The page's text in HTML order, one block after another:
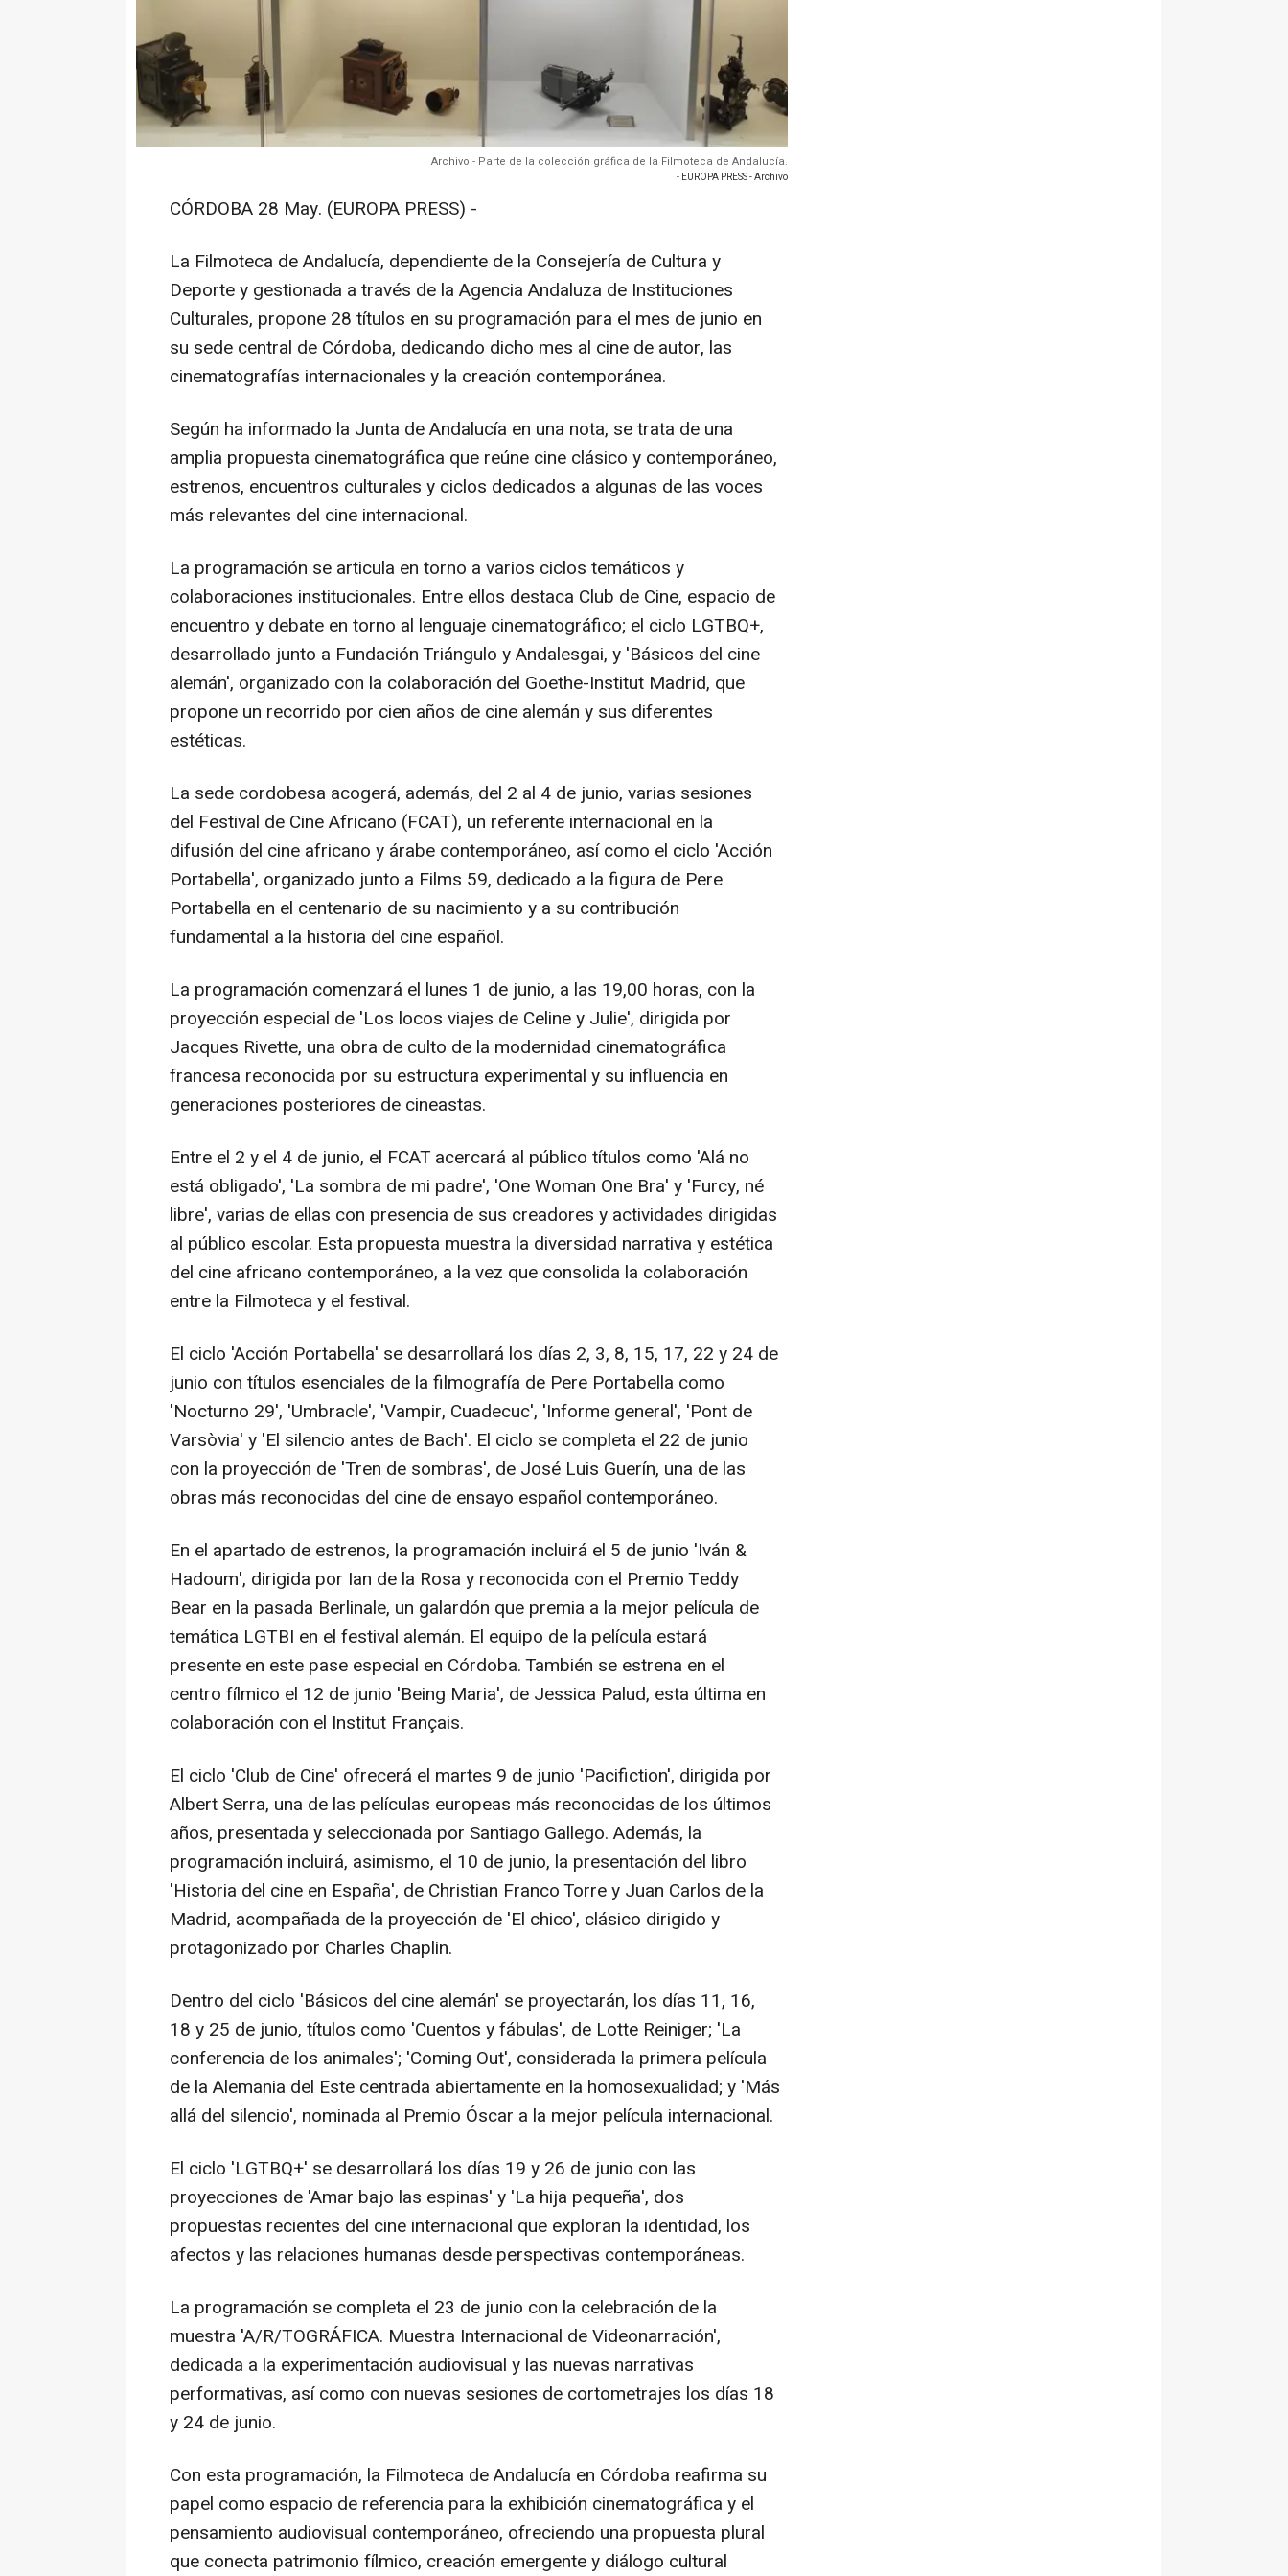
Archivo - Parte de la colección gráfica de la Filmoteca de Andalucía.
- EUROPA PRESS - Archivo
CÓRDOBA 28 May. (EUROPA PRESS) -
La Filmoteca de Andalucía, dependiente de la Consejería de Cultura y
Deporte y gestionada a través de la Agencia Andaluza de Instituciones
Culturales, propone 28 títulos en su programación para el mes de junio en
su sede central de Córdoba, dedicando dicho mes al cine de autor, las
cinematografías internacionales y la creación contemporánea.
Según ha informado la Junta de Andalucía en una nota, se trata de una
amplia propuesta cinematográfica que reúne cine clásico y contemporáneo,
estrenos, encuentros culturales y ciclos dedicados a algunas de las voces
más relevantes del cine internacional.
La programación se articula en torno a varios ciclos temáticos y
colaboraciones institucionales. Entre ellos destaca Club de Cine, espacio de
encuentro y debate en torno al lenguaje cinematográfico; el ciclo LGTBQ+,
desarrollado junto a Fundación Triángulo y Andalesgai, y 'Básicos del cine
alemán', organizado con la colaboración del Goethe-Institut Madrid, que
propone un recorrido por cien años de cine alemán y sus diferentes
estéticas.
La sede cordobesa acogerá, además, del 2 al 4 de junio, varias sesiones
del Festival de Cine Africano (FCAT), un referente internacional en la
difusión del cine africano y árabe contemporáneo, así como el ciclo 'Acción
Portabella', organizado junto a Films 59, dedicado a la figura de Pere
Portabella en el centenario de su nacimiento y a su contribución
fundamental a la historia del cine español.
La programación comenzará el lunes 1 de junio, a las 19,00 horas, con la
proyección especial de 'Los locos viajes de Celine y Julie', dirigida por
Jacques Rivette, una obra de culto de la modernidad cinematográfica
francesa reconocida por su estructura experimental y su influencia en
generaciones posteriores de cineastas.
Entre el 2 y el 4 de junio, el FCAT acercará al público títulos como 'Alá no
está obligado', 'La sombra de mi padre', 'One Woman One Bra' y 'Furcy, né
libre', varias de ellas con presencia de sus creadores y actividades dirigidas
al público escolar. Esta propuesta muestra la diversidad narrativa y estética
del cine africano contemporáneo, a la vez que consolida la colaboración
entre la Filmoteca y el festival.
El ciclo 'Acción Portabella' se desarrollará los días 2, 3, 8, 15, 17, 22 y 24 de
junio con títulos esenciales de la filmografía de Pere Portabella como
'Nocturno 29', 'Umbracle', 'Vampir, Cuadecuc', 'Informe general', 'Pont de
Varsòvia' y 'El silencio antes de Bach'. El ciclo se completa el 22 de junio
con la proyección de 'Tren de sombras', de José Luis Guerín, una de las
obras más reconocidas del cine de ensayo español contemporáneo.
En el apartado de estrenos, la programación incluirá el 5 de junio 'Iván &
Hadoum', dirigida por Ian de la Rosa y reconocida con el Premio Teddy
Bear en la pasada Berlinale, un galardón que premia a la mejor película de
temática LGTBI en el festival alemán. El equipo de la película estará
presente en este pase especial en Córdoba. También se estrena en el
centro fílmico el 12 de junio 'Being Maria', de Jessica Palud, esta última en
colaboración con el Institut Français.
El ciclo 'Club de Cine' ofrecerá el martes 9 de junio 'Pacifiction', dirigida por
Albert Serra, una de las películas europeas más reconocidas de los últimos
años, presentada y seleccionada por Santiago Gallego. Además, la
programación incluirá, asimismo, el 10 de junio, la presentación del libro
'Historia del cine en España', de Christian Franco Torre y Juan Carlos de la
Madrid, acompañada de la proyección de 'El chico', clásico dirigido y
protagonizado por Charles Chaplin.
Dentro del ciclo 'Básicos del cine alemán' se proyectarán, los días 11, 16,
18 y 25 de junio, títulos como 'Cuentos y fábulas', de Lotte Reiniger; 'La
conferencia de los animales'; 'Coming Out', considerada la primera película
de la Alemania del Este centrada abiertamente en la homosexualidad; y 'Más
allá del silencio', nominada al Premio Óscar a la mejor película internacional.
El ciclo 'LGTBQ+' se desarrollará los días 19 y 26 de junio con las
proyecciones de 'Amar bajo las espinas' y 'La hija pequeña', dos
propuestas recientes del cine internacional que exploran la identidad, los
afectos y las relaciones humanas desde perspectivas contemporáneas.
La programación se completa el 23 de junio con la celebración de la
muestra 'A/R/TOGRÁFICA. Muestra Internacional de Videonarración',
dedicada a la experimentación audiovisual y las nuevas narrativas
performativas, así como con nuevas sesiones de cortometrajes los días 18
y 24 de junio.
Con esta programación, la Filmoteca de Andalucía en Córdoba reafirma su
papel como espacio de referencia para la exhibición cinematográfica y el
pensamiento audiovisual contemporáneo, ofreciendo una propuesta plural
que conecta patrimonio fílmico, creación emergente y diálogo cultural